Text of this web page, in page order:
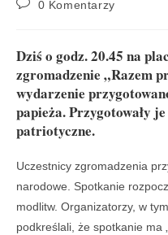
0 Komentarzy
Dziś o godz. 20.45 na
zgromadzenie „Razem
wydarzenie
papieża. Przygotowały
patriotyczne.
Uczestnicy zgromadzenia
narodowe. Spotkanie
modlitw. Organizatorzy, w
podkreślali, że spotkanie ma